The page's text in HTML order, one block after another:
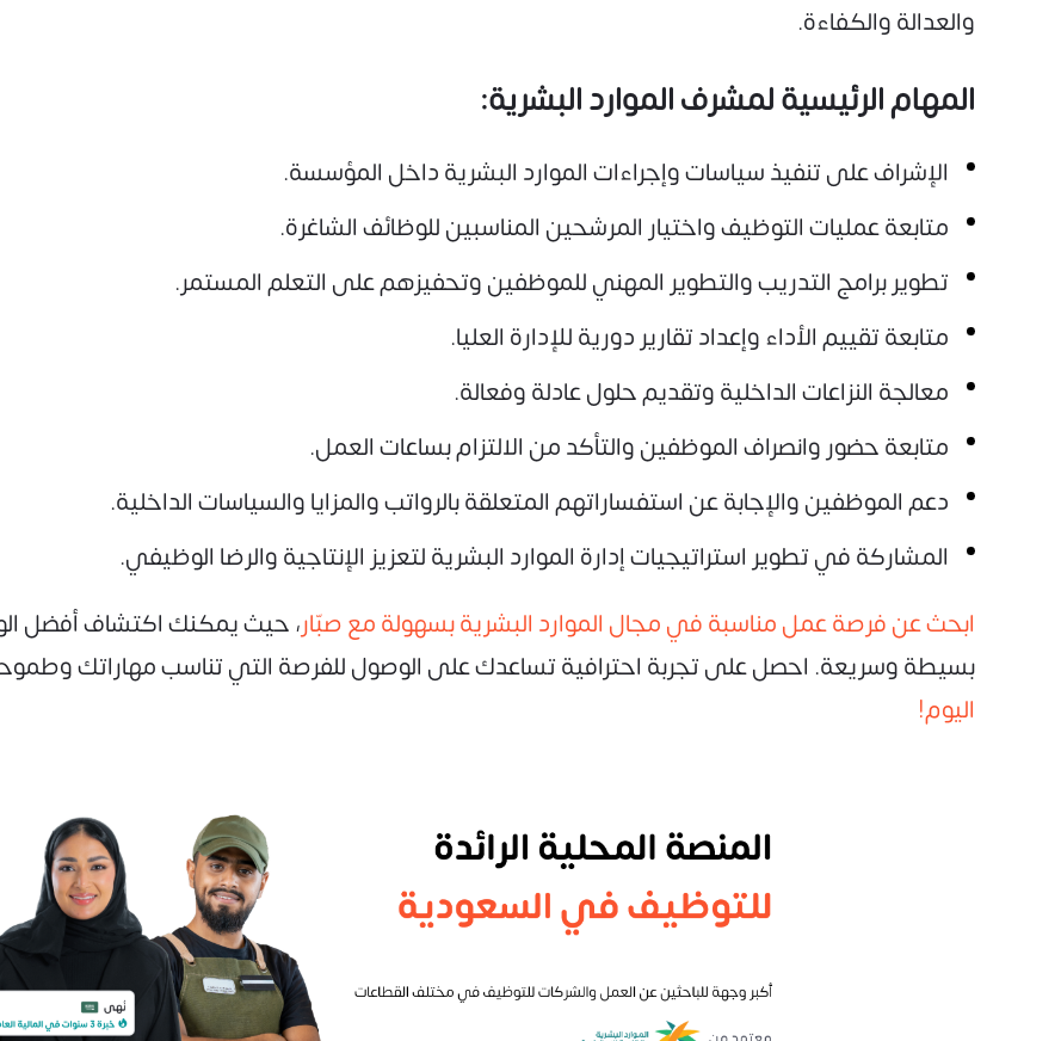
والعدالة والكفاءة.
المهام الرئيسية لمشرف الموارد البشرية:
الإشراف على تنفيذ سياسات وإجراءات الموارد البشرية داخل المؤسسة.
متابعة عمليات التوظيف واختيار المرشحين المناسبين للوظائف الشاغرة.
تطوير برامج التدريب والتطوير المهني للموظفين وتحفيزهم على التعلم المستمر.
متابعة تقييم الأداء وإعداد تقارير دورية للإدارة العليا.
معالجة النزاعات الداخلية وتقديم حلول عادلة وفعالة.
متابعة حضور وانصراف الموظفين والتأكد من الالتزام بساعات العمل.
دعم الموظفين والإجابة عن استفساراتهم المتعلقة بالرواتب والمزايا والسياسات الداخلية.
المشاركة في تطوير استراتيجيات إدارة الموارد البشرية لتعزيز الإنتاجية والرضا الوظيفي.
ابحث عن فرصة عمل مناسبة في مجال الموارد البشرية بسهولة مع صبّار، حيث يمكنك اكتشاف أفضل
بسيطة وسريعة. احصل على تجربة احترافية تساعدك على الوصول للفرصة التي تناسب مهاراتك
اليوم!